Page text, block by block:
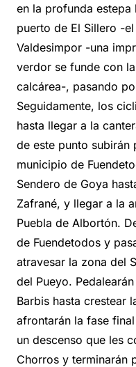
en la profunda estepa
puerto de El Sillero -
Valdesimpor -una
verdor se funde con
calcárea-, pasando
Seguidamente, los
hasta llegar a la
de este punto subirán
municipio de
Sendero de Goya
Zafrané, y llegar a la
Puebla de Albortón.
de Fuendetodos y
atravesar la zona del
del Pueyo.
Barbis hasta crestear
afrontarán la fase
un descenso que les
Chorros y terminarán